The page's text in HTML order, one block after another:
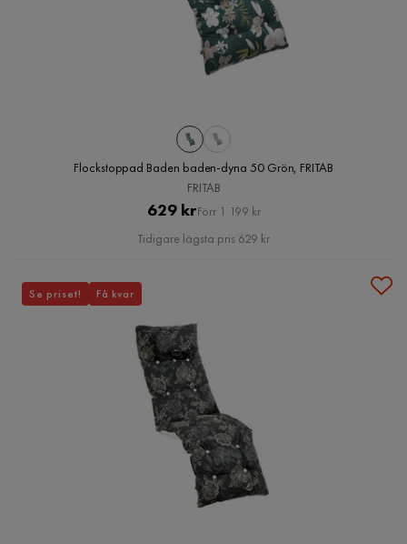
Flockstoppad Baden baden-dyna 50 Grön, FRITAB
FRITAB
Pris
629 kr Original
Pris
Förr 1 199 kr
Tidigare lägsta pris 629 kr
Se priset! Få kvar